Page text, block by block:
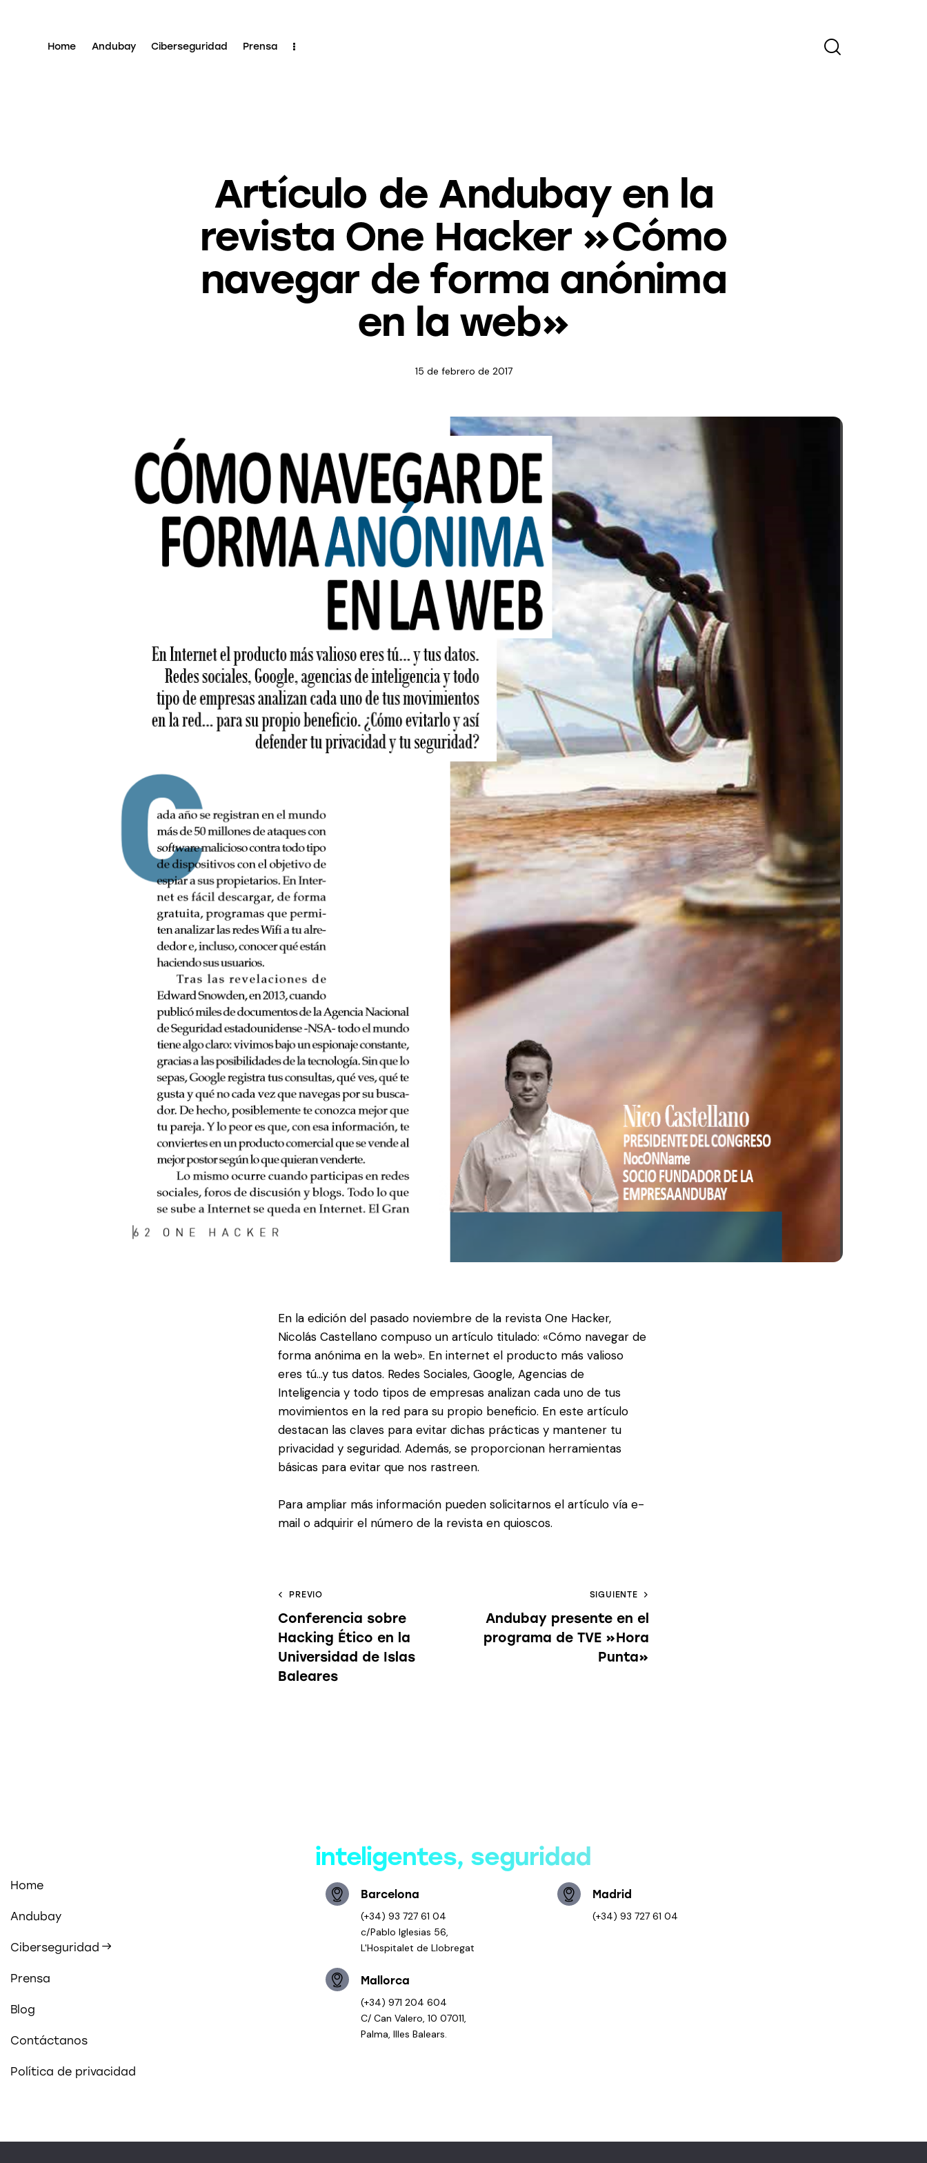
Home Andubay Ciberseguridad Prensa
Artículo de Andubay en la
revista One Hacker »Cómo
navegar de forma anónima
en la web»
15 de febrero de 2017
En la edición del pasado noviembre de la revista One Hacker,
Nicolás Castellano compuso un artículo titulado: «Cómo navegar de
forma anónima en la web». En internet el producto más valioso
eres tú…y tus datos. Redes Sociales, Google, Agencias de
Inteligencia y todo tipos de empresas analizan cada uno de tus
movimientos en la red para su propio beneficio. En este artículo
destacan las claves para evitar dichas prácticas y mantener tu
privacidad y seguridad. Además, se proporcionan herramientas
básicas para evitar que nos rastreen.
Para ampliar más información pueden solicitarnos el artículo vía e-
mail o adquirir el número de la revista en quioscos.
PREVIO
Conferencia sobre
Hacking Ético en la
Universidad de Islas
Baleares
SIGUIENTE
Andubay presente en el
programa de TVE »Hora
Punta»
Home
Andubay
Ciberseguridad
Prensa
Blog
Contáctanos
Política de privacidad
inteligentes, seguridad
Barcelona
(+34) 93 727 61 04
c/Pablo Iglesias 56,
L'Hospitalet de Llobregat
Madrid
(+34) 93 727 61 04
Mallorca
(+34) 971 204 604
C/ Can Valero, 10 07011,
Palma, Illes Balears.